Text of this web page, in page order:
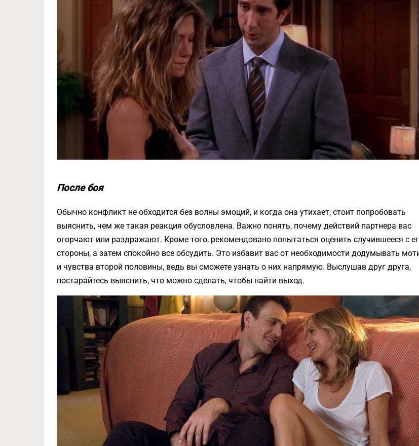
После боя
Обычно конфликт не обходится без волны эмоций, и когда она утихает, стоит попробовать
выяснить, чем же такая реакция обусловлена. Важно понять, почему действий партнера вас
огорчают или раздражают. Кроме того, рекомендовано попытаться оценить случившееся с
стороны, а затем спокойно все обсудить. Это избавит вас от необходимости додумывать
и чувства второй половины, ведь вы сможете узнать о них напрямую. Выслушав друг друга,
постарайтесь выяснить, что можно сделать, чтобы найти выход.